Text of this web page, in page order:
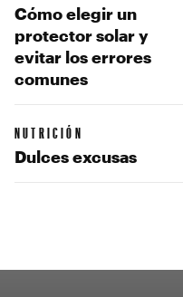
Cómo elegir un
protector solar y
evitar los errores
comunes
NUTRICIÓN
Dulces excusas